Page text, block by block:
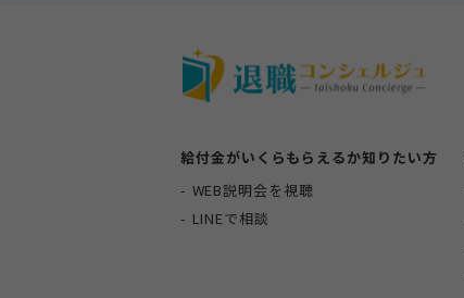
給付金がいくらもらえるか知りたい方
WEB説明会を視聴
LINEで相談